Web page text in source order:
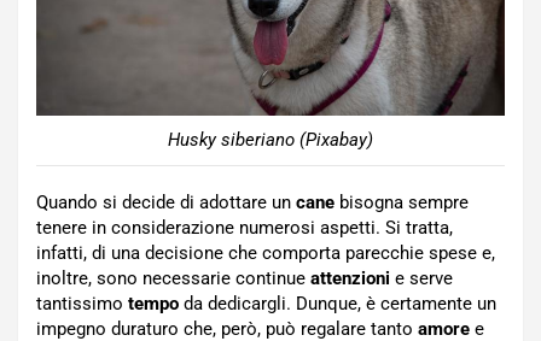
Husky siberiano (Pixabay)
Quando si decide di adottare un cane bisogna sempre
tenere in considerazione numerosi aspetti. Si tratta,
infatti, di una decisione che comporta parecchie spese e,
inoltre, sono necessarie continue attenzioni e serve
tantissimo tempo da dedicargli. Dunque, è certamente un
impegno duraturo che, però, può regalare tanto amore e